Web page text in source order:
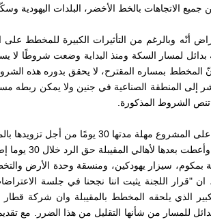
الاتجاهات بالخط الأخضر، البلدات اليهودية
أنّه وبالرغم من التأثيرات الكبيرة للمخطط على
لمسار السكة ومنذ البداية وضعت شروطًا لا
المخطط بمساره المقترح، لا يحقق بدوره هذه
إلى المنطقة الصناعية في جنين ولا يمكن ربطه
الشروط المذكورة.
ومنحت لجنة التخطيط اللوائية للقائمين على المشروع مهلة مدتها 30 يومًا
لأهالي المقيبلة حق الرد خلال 30 يوما إضافيا.
سيزار يهودكين، ومنسقة وحدة الأرض
"قرار اللجنة يثبت اننا نجحنا في جلسة
الكبير الذي يلحقه المخطط بالمقيبلة وان شركة قطار
للمسار من شأنها التقليل من هذا الضرر. مع تقديم